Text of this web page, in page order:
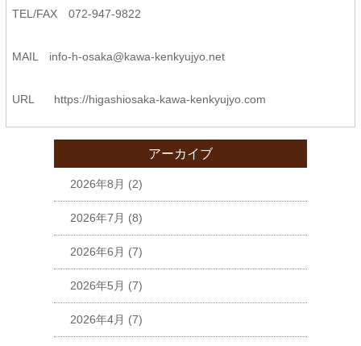
TEL/FAX 072-947-9822
MAIL info-h-osaka@kawa-kenkyujyo. net
URL https://higashiosaka-kawa-kenkyujyo.com
アーカイブ
2026年8月 (2)
2026年7月 (8)
2026年6月 (7)
2026年5月 (7)
2026年4月 (7)